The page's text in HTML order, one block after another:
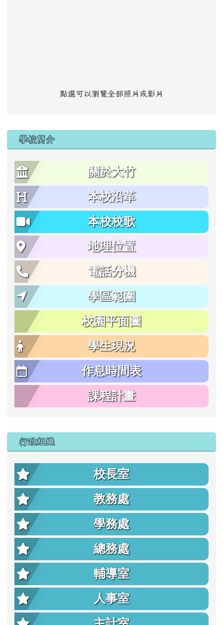
點選可以瀏覽全部照片或影片
學校簡介
關於大竹
本校沿革
本校校歌
地理位置
電話分機
學區範圍
校園平面圖
學生現況
作息時間表
課程計畫
行政組織
校長室
教務處
學務處
總務處
輔導室
人事室